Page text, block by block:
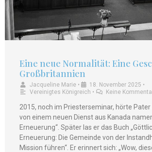
Eine neue Normalität: Eine
Großbritannien
Jacqueline Marie • 18. November 2025 •
Vereinigtes Königreich • Keine
2015, noch im Priesterseminar, hörte Pater
von einem neuen Dienst aus Kanada
Erneuerung“. Später las er das Buch
Erneuerung: Die Gemeinde von der
Mission führen“. Er erinnert sich: „Wow,